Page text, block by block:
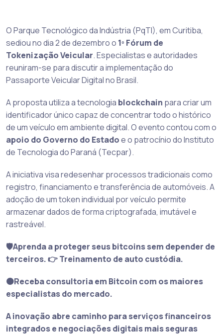
O Parque Tecnológico da Indústria (PqTI), em Curitiba,
sediou no dia 2 de dezembro o 1º Fórum de
Tokenização Veicular. Especialistas e autoridades
reuniram-se para discutir a implementação do
Passaporte Veicular Digital no Brasil.
A proposta utiliza a tecnologia blockchain para criar um
identificador único capaz de concentrar todo o histórico
de um veículo em ambiente digital. O evento contou com o
apoio do Governo do Estadoe o patrocínio do Instituto
de Tecnologia do Paraná (Tecpar).
A iniciativa visa redesenhar processos tradicionais como
registro, financiamento e transferência de automóveis. A
adoção de um token individual por veículo permite
armazenar dados de forma criptografada, imutável e
rastreável.
🛡️Aprenda a proteger seus bitcoins sem depender de
terceiros. 👉 Treinamento de auto custódia.
🟠Receba consultoria em Bitcoin com os maiores
especialistas do mercado.
A inovação abre caminho para serviços financeiros
integrados e negociações digitais mais seguras